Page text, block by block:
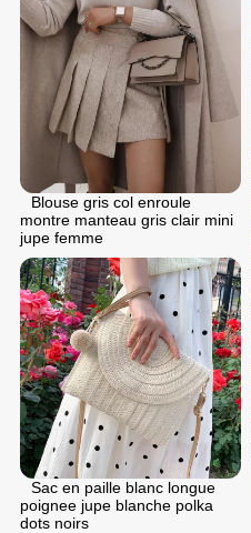
Blouse gris col enroule
montre manteau gris clair mini
jupe femme
Sac en paille blanc longue
poignee jupe blanche polka
dots noirs